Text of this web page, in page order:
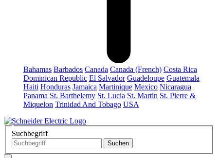
Bahamas Barbados Canada Canada (French) Costa Rica
Dominican Republic El Salvador Guadeloupe Guatemala
Haiti Honduras Jamaica Martinique Mexico Nicaragua
Panama St. Barthelemy St. Lucia St. Martin St. Pierre &
Miquelon Trinidad And Tobago USA
Suchbegriff